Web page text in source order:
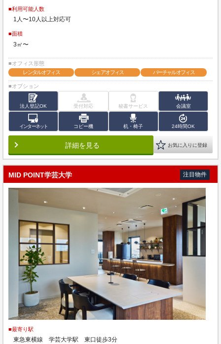
■利用可能人数
1人〜10人以上対応可
■面積
3㎡〜
■オフィス形態
レンタルオフィス
シェアオフィス バーチャルオフィス
■オプション
法人登記OK 受付対応 秘書サービス 会議室
インターネット コピー機 机・椅子 24時間OK
詳細を見る お気に入りに登録
MID POINT学芸大学 注目物件
■最寄り駅
東急東横線 学芸大学駅 東口徒歩3分